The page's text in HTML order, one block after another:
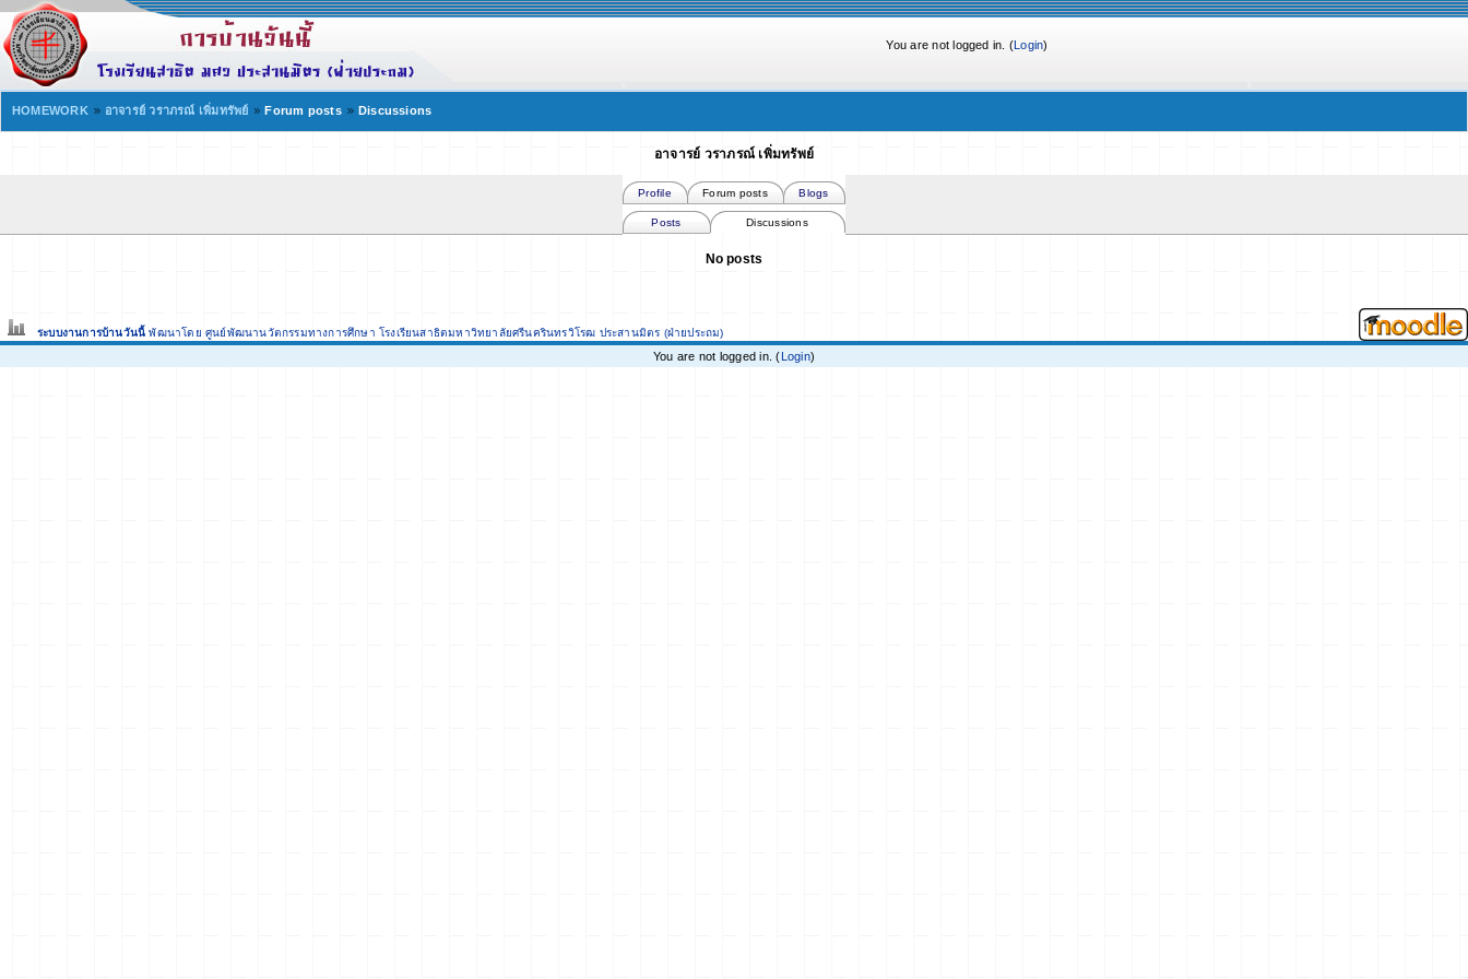
You are not logged in. (Login)
HOMEWORK อาจารย์ วราภรณ์ เพิ่มทรัพย์ Forum posts Discussions
อาจารย์ วราภรณ์ เพิ่มทรัพย์
Profile Forum posts Blogs
Posts Discussions
No posts
ระบบงานการบ้านวันนี้ พัฒนาโดย ศูนย์พัฒนานวัตกรรมทางการศึกษา โรงเรียนสาธิตมหาวิทยาลัยศรีนครินทรวิโรฒ ประสานมิตร (ฝ่ายประถม)
You are not logged in. (Login)